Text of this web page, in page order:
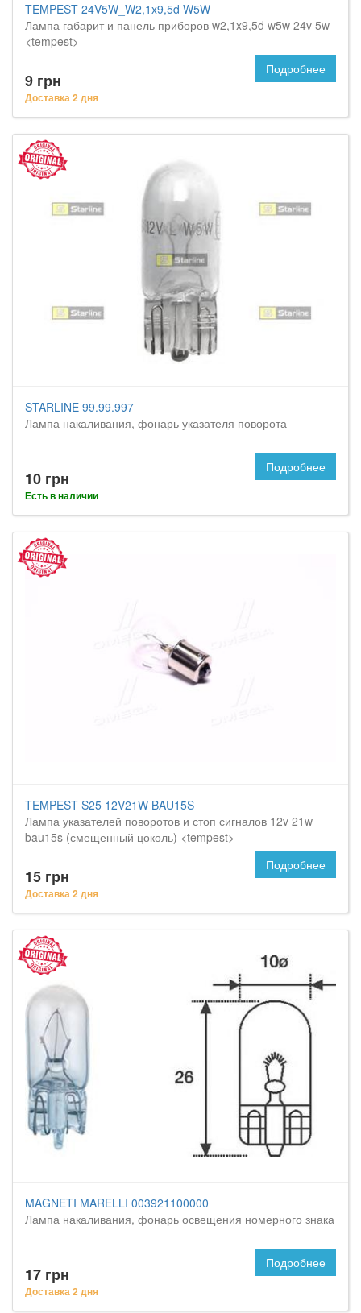
TEMPEST 24V5W_W2,1x9,5d W5W
Лампа габарит и панель приборов w2,1x9,5d w5w 24v 5w
<tempest>
9 грн
Доставка 2 дня
Подробнее
STARLINE 99.99.997
Лампа накаливания, фонарь указателя поворота
10 грн
Есть в наличии
Подробнее
TEMPEST S25 12V21W BAU15S
Лампа указателей поворотов и стоп сигналов 12v 21w
bau15s (смещенный цоколь) <tempest>
15 грн
Доставка 2 дня
Подробнее
MAGNETI MARELLI 003921100000
Лампа накаливания, фонарь освещения номерного знака
17 грн
Доставка 2 дня
Подробнее